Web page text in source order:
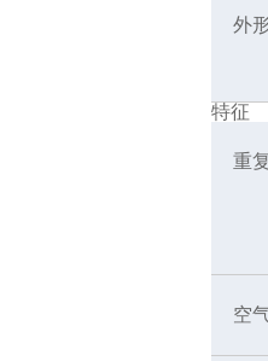
外
特征
重
空